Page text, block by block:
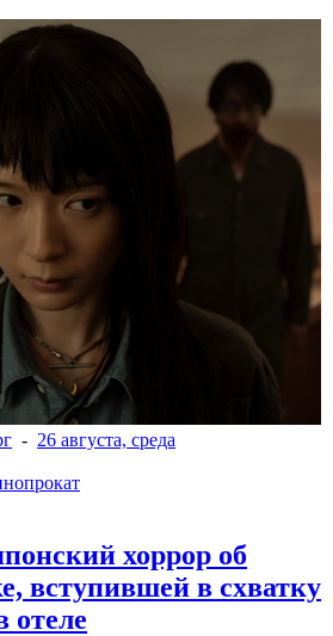
- 26 августа, среда
хоррор об
вступившей в схватку
отеле